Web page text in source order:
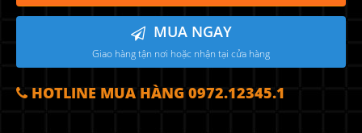
MUA NGAY
Giao hàng tận nơi hoặc nhận tại cửa hàng
HOTLINE MUA HÀNG 0972.12345.1